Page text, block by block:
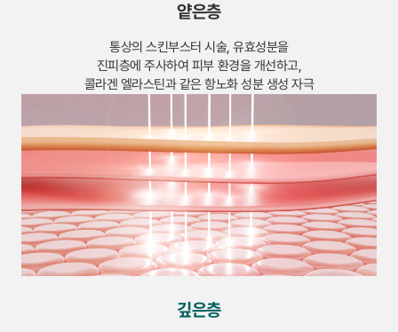
얕은층
통상의 스킨부스터 시술, 유효성분을
진피층에 주사하여 피부 환경을 개선하고,
콜라겐 엘라스틴과 같은 항노화 성분 생성 자극
깊은층